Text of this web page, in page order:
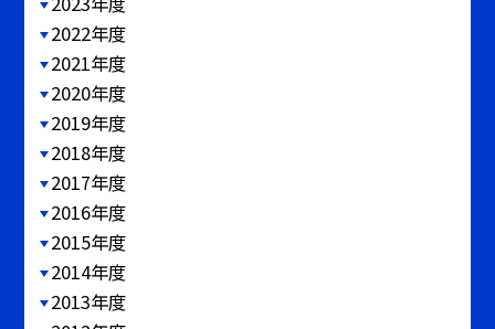
2022年度
2021年度
2020年度
2019年度
2018年度
2017年度
2016年度
2015年度
2014年度
2013年度